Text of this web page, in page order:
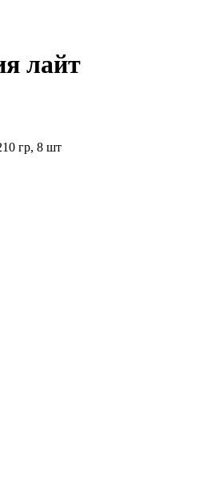
лайт
гр, 8 шт